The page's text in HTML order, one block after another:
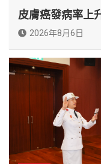
皮膚癌發病率上
2026年8月6日